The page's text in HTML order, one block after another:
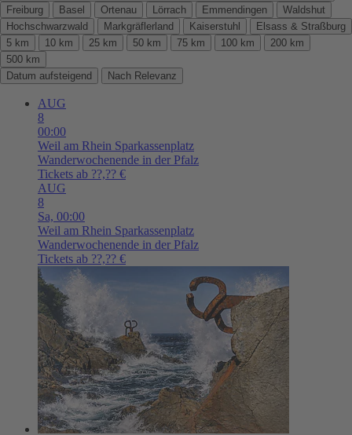
Freiburg
Basel Ortenau Lörrach Emmendingen
Waldshut
Hochschwarzwald
Markgräflerland Kaiserstuhl
Elsass & Straßburg
5 km
10 km 25 km 50 km 75 km 100 km
200 km
500 km
Datum aufsteigend
Nach Relevanz
AUG
8
00:00
Weil am Rhein Sparkassenplatz
Wanderwochenende in der Pfalz
Tickets ab ??,?? €
AUG
8
Sa, 00:00
Weil am Rhein Sparkassenplatz
Wanderwochenende in der Pfalz
Tickets ab ??,?? €